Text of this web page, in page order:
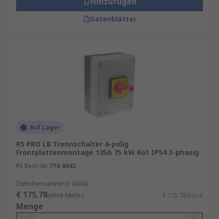
Datenblätter
Auf Lager
RS PRO LB Trennschalter 4-polig
Frontplattenmontage 125A 75 kW Rot IP54 3-phasig
RS Best.-Nr. 773-8042
Zwischensumme (1 Stück)
€ 175,78(ohne MwSt.) € 175,78/Stück
Menge